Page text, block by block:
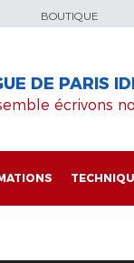
BOUTIQUE
DE PARIS
écrivons